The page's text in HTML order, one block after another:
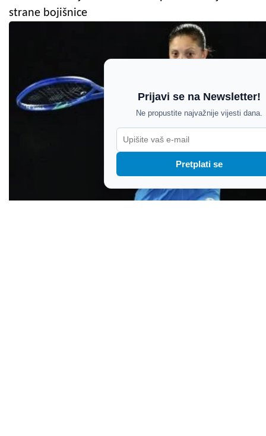
strane bojišnice
Prijavi se na Newsletter!
Ne propustite najvažnije vijesti dana.
Pretplati se